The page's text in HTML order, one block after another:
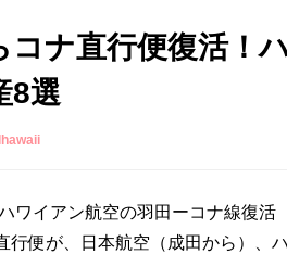
コナ直行便復活！
8選
ワイアン航空の羽田ーコナ線復
行便が、日本航空（成田から）、